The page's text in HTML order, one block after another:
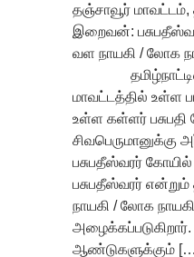
தஞ்சாவூர் மாவட்டம்,
இறைவன்:
வள நாயகி / லோக
தமிழ்நாட்டின்
மாவட்டத்தில் உள்ள
உள்ள கள்ளர் பசுபதி
சிவபெருமானுக்கு
பசுபதீஸ்வரர்
பசுபதீஸ்வரர்
நாயகி / லோக
அழைக்கப்படுகிறார்.
ஆண்டுகளுக்கும்